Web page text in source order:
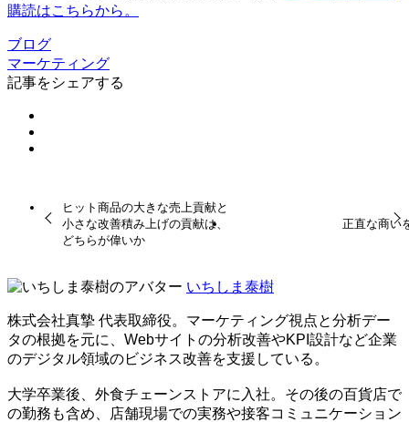
購読はこちらから。
ブログ
マーケティング
記事をシェアする
ヒット商品の大きな売上貢献と
小さな改善積み上げの貢献は、
どちらが偉いか
正直な商い
いちしま泰樹
株式会社真摯 代表取締役。マーケティング視点と分析デー
タの根拠を元に、Webサイトの分析改善やKPI設計など企業
のデジタル領域のビジネス改善を支援している。
大学卒業後、外食チェーンストアに入社。その後の百貨店で
の勤務も含め、店舗現場での実務や接客コミュニケーション